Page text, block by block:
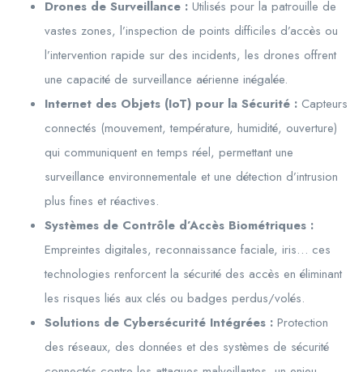
Drones de Surveillance : Utilisés pour la patrouille de
vastes zones, l’inspection de points difficiles d’accès ou
l’intervention rapide sur des incidents, les drones offrent
une capacité de surveillance aérienne inégalée.
Internet des Objets (IoT) pour la Sécurité : Capteurs
connectés (mouvement, température, humidité, ouverture)
qui communiquent en temps réel, permettant une
surveillance environnementale et une détection d’intrusion
plus fines et réactives.
Systèmes de Contrôle d’Accès Biométriques :
Empreintes digitales, reconnaissance faciale, iris… ces
technologies renforcent la sécurité des accès en éliminant
les risques liés aux clés ou badges perdus/volés.
Solutions de Cybersécurité Intégrées : Protection
des réseaux, des données et des systèmes de sécurité